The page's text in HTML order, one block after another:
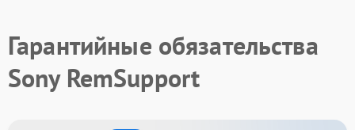
Гарантийные обязательства
Sony RemSupport